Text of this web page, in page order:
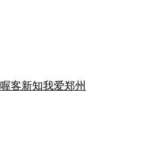
喔客新知我爱郑州